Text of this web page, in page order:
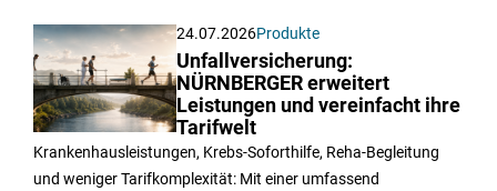
24.07.2026Produkte
Unfallversicherung:
NÜRNBERGER erweitert
Leistungen und vereinfacht ihre
Tarifwelt
Krankenhausleistungen, Krebs-Soforthilfe, Reha-Begleitung
und weniger Tarifkomplexität: Mit einer umfassend